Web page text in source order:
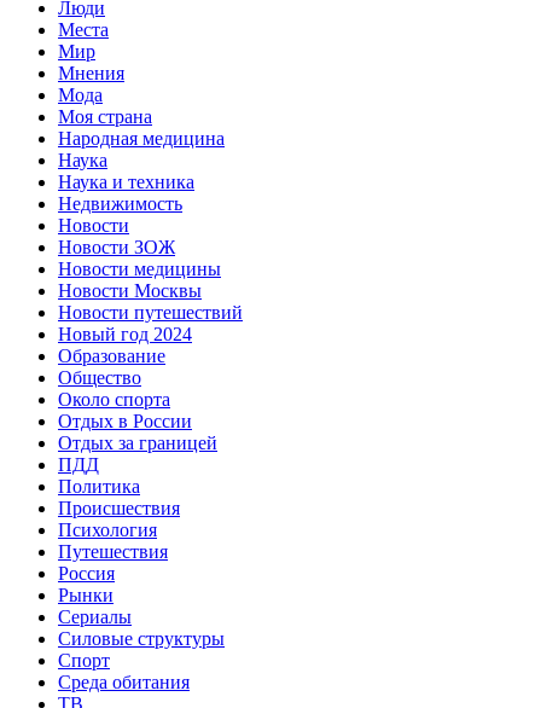
Люди
Места
Мир
Мнения
Мода
Моя страна
Народная медицина
Наука
Наука и техника
Недвижимость
Новости
Новости ЗОЖ
Новости медицины
Новости Москвы
Новости путешествий
Новый год 2024
Образование
Общество
Около спорта
Отдых в России
Отдых за границей
ПДД
Политика
Происшествия
Психология
Путешествия
Россия
Рынки
Сериалы
Силовые структуры
Спорт
Среда обитания